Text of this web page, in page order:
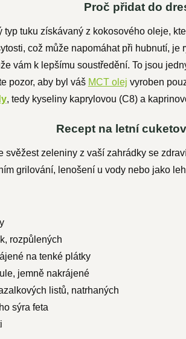
Proč přidat do
typ tuku získávaný z kokosového oleje,
což může napomáhat při hubnutí,
vám k lepšímu soustředění. To jsou
pozor, aby byl váš MCT olej vyroben
, tedy kyseliny kaprylovou (C8)a
Recept na letní
svěžest zeleniny z vaší zahrádky se
grilování, lenošení u vody nebo jako
rozpůlených
na tenké plátky
jemně nakrájené
listů, natrhaných
sýra feta